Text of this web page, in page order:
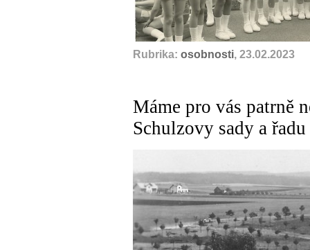
Rubrika: osobnosti, 23.02.2023
Máme pro vás patrně
Schulzovy sady a